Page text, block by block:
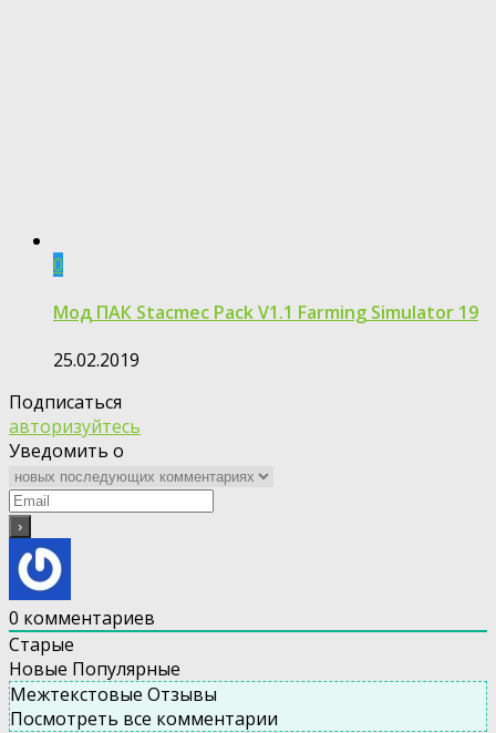
0
Мод ПАК Stacmec Pack V1.1 Farming Simulator 19
25.02.2019
Подписаться
авторизуйтесь
Уведомить о
0 комментариев
Старые
Новые Популярные
Межтекстовые Отзывы
Посмотреть все комментарии